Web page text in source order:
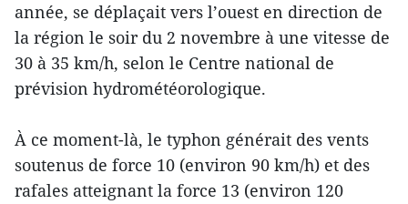
année, se déplaçait vers l’ouest en direction de
la région le soir du 2 novembre à une vitesse de
30 à 35 km/h, selon le Centre national de
prévision hydrométéorologique.
À ce moment-là, le typhon générait des vents
soutenus de force 10 (environ 90 km/h) et des
rafales atteignant la force 13 (environ 120